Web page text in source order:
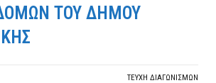
ΤΟΥ ΔΗΜΟΥ
ΤΕΎΧΗ ΔΙΑΓΩΝΙΣΜΏΝ